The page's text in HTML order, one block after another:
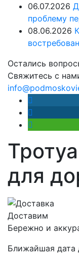
06.07.2026
проблему
08.06.2026
Остались
Свяжитесь с
для
Доставим
Бережно и
Ближайшая дата